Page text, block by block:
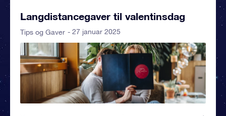
Langdistancegaver til valentinsdag
Tips og Gaver - 27 januar 2025